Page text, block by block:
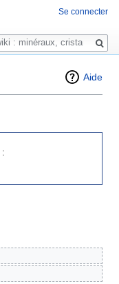
Aide
:
Se connecter